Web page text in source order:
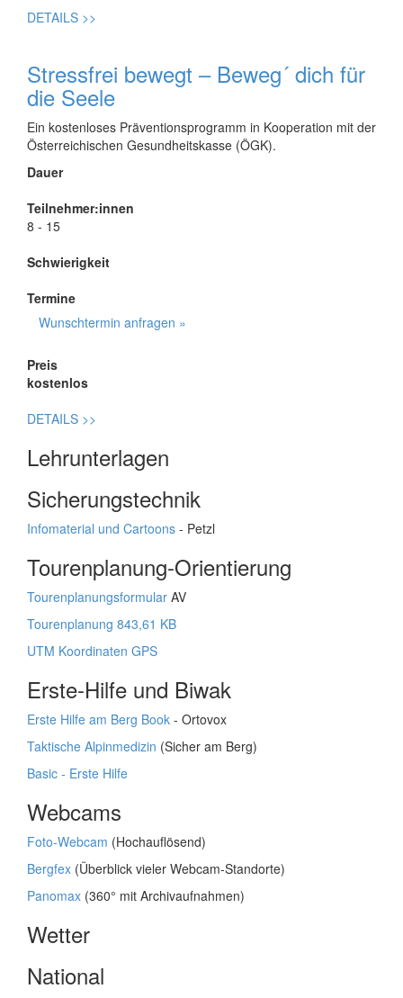
DETAILS >>
Stressfrei bewegt – Beweg´ dich für
die Seele
Ein kostenloses Präventionsprogramm in Kooperation mit der
Österreichischen Gesundheitskasse (ÖGK).
Dauer
Teilnehmer:innen
8 - 15
Schwierigkeit
Termine
Wunschtermin anfragen »
Preis
kostenlos
DETAILS >>
Lehrunterlagen
Sicherungstechnik
Infomaterial und Cartoons - Petzl
Tourenplanung-Orientierung
Tourenplanungsformular AV
Tourenplanung 843,61 KB
UTM Koordinaten GPS
Erste-Hilfe und Biwak
Erste Hilfe am Berg Book - Ortovox
Taktische Alpinmedizin (Sicher am Berg)
Basic - Erste Hilfe
Webcams
Foto-Webcam (Hochauflösend)
Bergfex (Überblick vieler Webcam-Standorte)
Panomax (360° mit Archivaufnahmen)
Wetter
National